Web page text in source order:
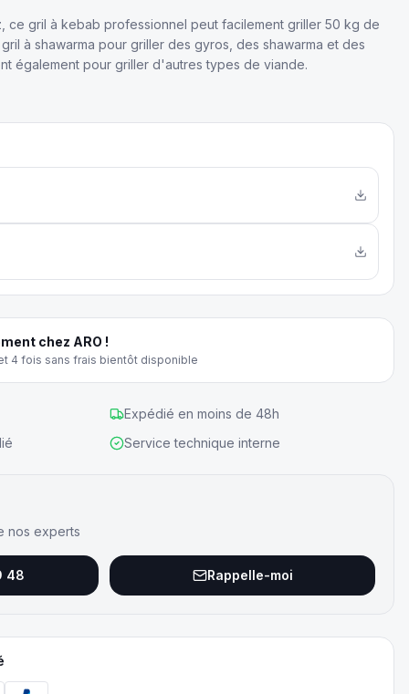
ce gril à kebab professionnel peut facilement griller 50 kg de
à shawarma pour griller des gyros, des shawarma et des
également pour griller d'autres types de viande.
chez ARO !
4 fois sans frais bientôt disponible
Expédié en moins de 48h
Service technique interne
nos experts
48 Rappelle-moi